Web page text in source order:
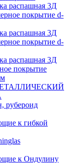
распашная 3Д
покрытие d-
распашная 3Д
покрытие d-
распашная 3Д
покрытие
рубероид
к гибкой
к Ондулину